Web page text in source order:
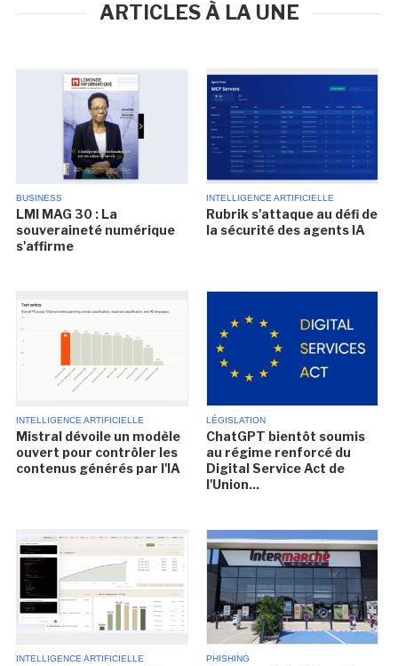
ARTICLES À LA UNE
BUSINESS
LMI MAG 30 : La
souveraineté numérique
s'affirme
INTELLIGENCE ARTIFICIELLE
Rubrik s'attaque au défi de
la sécurité des agents IA
INTELLIGENCE ARTIFICIELLE
Mistral dévoile un modèle
ouvert pour contrôler les
contenus générés par l'IA
LÉGISLATION
ChatGPT bientôt soumis
au régime renforcé du
Digital Service Act de
l'Union...
INTELLIGENCE ARTIFICIELLE PHISHING